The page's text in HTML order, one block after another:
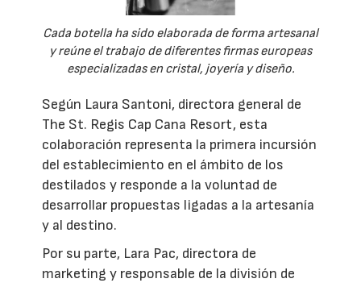
Cada botella ha sido elaborada de forma artesanal
y reúne el trabajo de diferentes firmas europeas
especializadas en cristal, joyería y diseño.
Según Laura Santoni, directora general de
The St. Regis Cap Cana Resort, esta
colaboración representa la primera incursión
del establecimiento en el ámbito de los
destilados y responde a la voluntad de
desarrollar propuestas ligadas a la artesanía
y al destino.
Por su parte, Lara Pac, directora de
marketing y responsable de la división de